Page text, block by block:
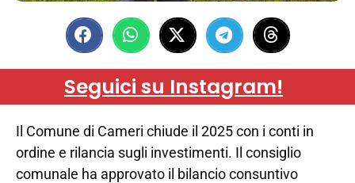
Seguici su Instagram!
Il Comune di Cameri chiude il 2025 con i conti in
ordine e rilancia sugli investimenti. Il consiglio
comunale ha approvato il bilancio consuntivo